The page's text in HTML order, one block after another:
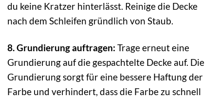
du keine Kratzer hinterlässt. Reinige die Decke
nach dem Schleifen gründlich von Staub.
8. Grundierung auftragen: Trage erneut eine
Grundierung auf die gespachtelte Decke auf. Die
Grundierung sorgt für eine bessere Haftung der
Farbe und verhindert, dass die Farbe zu schnell